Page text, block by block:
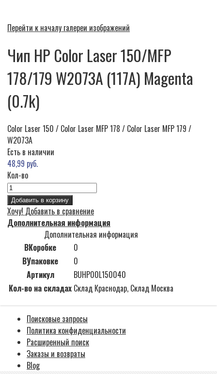
Перейти к началу галереи изображений
Чип HP Color Laser 150/MFP
178/179 W2073A (117A) Magenta
(0.7k)
Color Laser 150 / Color Laser MFP 178 / Color Laser MFP 179 /
W2073A
Есть в наличии
48,99 руб.
Кол-во
Добавить в корзину
Хочу! Добавить в сравнение
Дополнительная информация
Дополнительная информация
ВКоробке
0
ВУпаковке
0
Артикул
BUHP00L150040
Кол-во на складах Склад Краснодар, Склад Москва
Поисковые запросы
Политика конфиденциальности
Расширенный поиск
Заказы и возвраты
Blog